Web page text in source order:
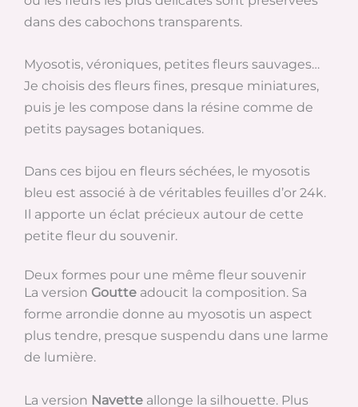
dans des cabochons transparents.
Myosotis, véroniques, petites fleurs sauvages…
Je choisis des fleurs fines, presque miniatures,
puis je les compose dans la résine comme de
petits paysages botaniques.
Dans ces bijou en fleurs séchées, le myosotis
bleu est associé à de véritables feuilles d’or 24k.
Il apporte un éclat précieux autour de cette
petite fleur du souvenir.
Deux formes pour une même fleur souvenir
La version Goutte adoucit la composition. Sa
forme arrondie donne au myosotis un aspect
plus tendre, presque suspendu dans une larme
de lumière.
La version Navette allonge la silhouette. Plus